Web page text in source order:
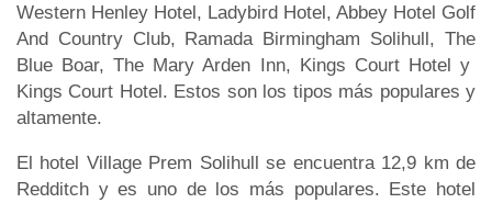
Western Henley Hotel, Ladybird Hotel, Abbey Hotel Golf
And Country Club, Ramada Birmingham Solihull, The
Blue Boar, The Mary Arden Inn, Kings Court Hotel y
Kings Court Hotel. Estos son los tipos más populares y
altamente.
El hotel Village Prem Solihull se encuentra 12,9 km de
Redditch y es uno de los más populares. Este hotel